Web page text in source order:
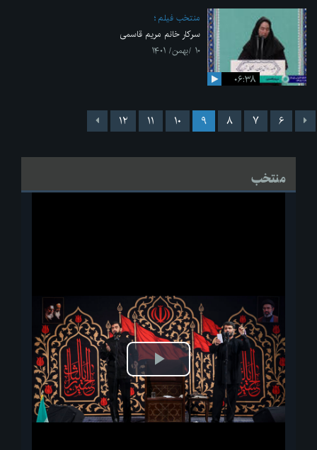
۰۶:۳۸
منتخب فیلم
سرکار خانم مریم قاسمی
۱۰ /بهمن/ ۱۴۰۱
۶ ۷ ۸ ۹ ۱۰ ۱۱ ۱۲
منتخب
پخش
ویدیو